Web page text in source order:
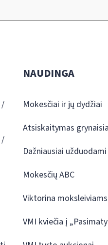
/
/
NAUDINGA
Mokesčiai ir jų dydžiai
Atsiskaitymas
Dažniausiai
Mokesčių ABC
Viktorina moksleiviams
VMI kviečia į